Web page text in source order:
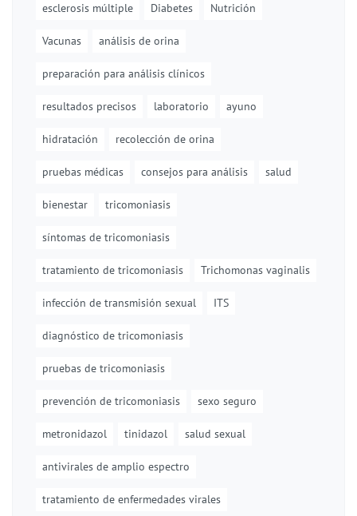
esclerosis múltiple Diabetes Nutrición
Vacunas análisis de orina
preparación para análisis clínicos
resultados precisos laboratorio ayuno
hidratación recolección de orina
pruebas médicas consejos para análisis salud
bienestar tricomoniasis
síntomas de tricomoniasis
tratamiento de tricomoniasis Trichomonas vaginalis
infección de transmisión sexual ITS
diagnóstico de tricomoniasis
pruebas de tricomoniasis
prevención de tricomoniasis sexo seguro
metronidazol tinidazol salud sexual
antivirales de amplio espectro
tratamiento de enfermedades virales